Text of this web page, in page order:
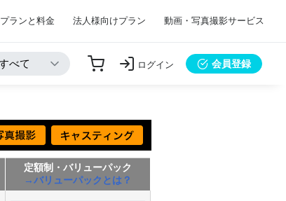
プランと料金 法人様向けプラン 動画・写真撮影サービス
ログイン 会員登録
定額制・バリューパック
→バリューパックとは？